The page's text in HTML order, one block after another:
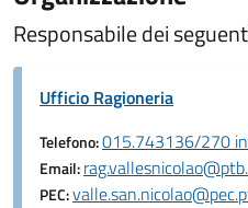
Responsabile dei
Ufficio Ragioneria
Telefono:015.743136/270
Email:
PEC: